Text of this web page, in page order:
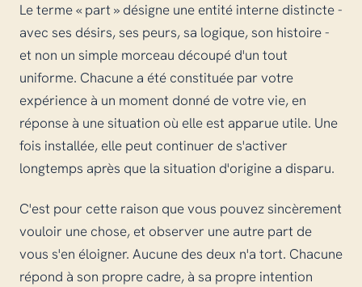
Le terme « part » désigne une entité interne distincte -
avec ses désirs, ses peurs, sa logique, son histoire -
et non un simple morceau découpé d'un tout
uniforme. Chacune a été constituée par votre
expérience à un moment donné de votre vie, en
réponse à une situation où elle est apparue utile. Une
fois installée, elle peut continuer de s'activer
longtemps après que la situation d'origine a disparu.
C'est pour cette raison que vous pouvez sincèrement
vouloir une chose, et observer une autre part de
vous s'en éloigner. Aucune des deux n'a tort. Chacune
répond à son propre cadre, à sa propre intention